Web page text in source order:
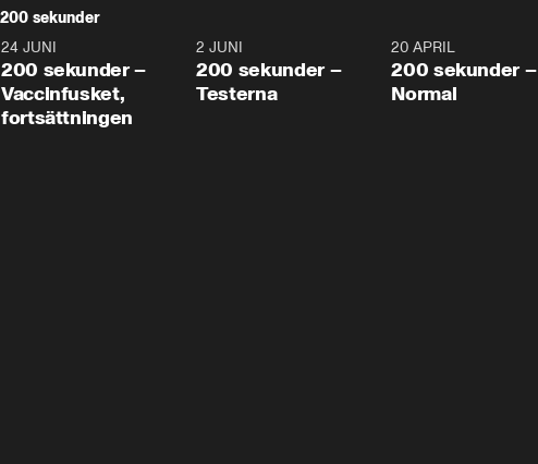
200 sekunder
5:00
24 JUNI
200 sekunder –
Vaccinfusket,
fortsättningen
4:23
2 JUNI
200 sekunder –
Testerna
20 APRIL
200 sekunder –
Normal